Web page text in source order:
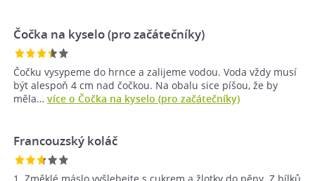
Čočka na kyselo (pro začátečníky)
Čočku vysypeme do hrnce a zalijeme vodou. Voda vždy musí
být alespoň 4 cm nad čočkou. Na obalu sice píšou, že by
měla… více o Čočka na kyselo (pro začátečníky)
Francouzský koláč